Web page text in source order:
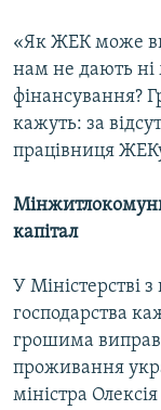
«Як ЖЕК може
нам не дають ні
фінансування?
кажуть: за
працівниця
капітал
У Міністерстві
господарства
грошима
проживання
міністра